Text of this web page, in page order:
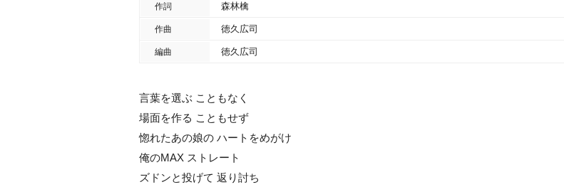
作詞 森林檎
作曲 徳久広司
編曲 徳久広司
言葉を選ぶ こともなく
場面を作る こともせず
惚れたあの娘の ハートをめがけ
俺のMAX ストレート
ズドンと投げて 返り討ち